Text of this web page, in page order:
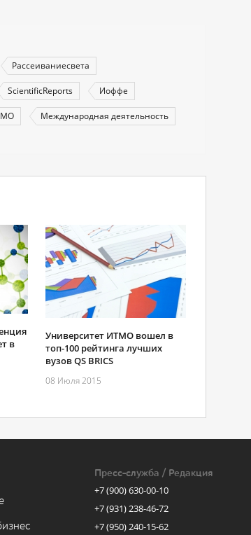
Рассеиваниесвета
ScientificReports Иоффе
Международная деятельность
в
Университет ИТМО вошел в
топ-100 рейтинга лучших
вузов QS BRICS
08 Июля 2015
Пресс-служба / Редакция
+7 (900) 630-00-10
+7 (931) 238-46-72
+7 (950) 240-15-62